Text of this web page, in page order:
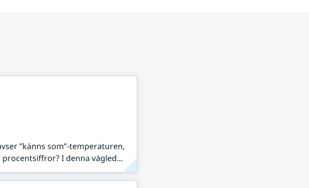
”känns som”-temperaturen,
I denna vägled...